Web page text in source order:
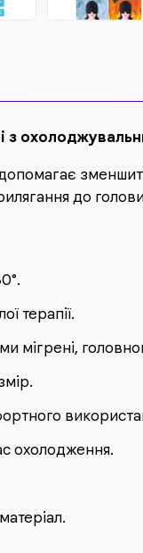
з
до
терапії.
мігрені,
охолодження.